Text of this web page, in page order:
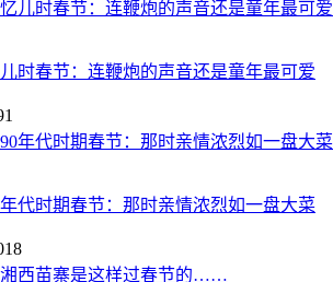
时春节：连鞭炮的声音还是童年最可爱
代时期春节：那时亲情浓烈如一盘大菜